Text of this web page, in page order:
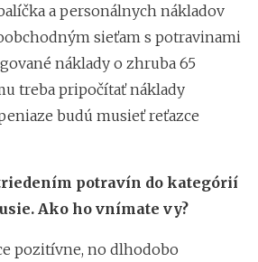
a personálnych nákladov
sieťam s potravinami
náklady o zhruba 65
treba pripočítať náklady
budú musieť reťazce
potravín do kategórií
Ako ho vnímate vy?
pozitívne, no dlhodobo